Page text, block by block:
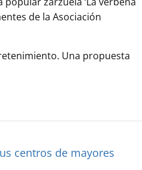
de la Asociación
Una propuesta
centros de mayores